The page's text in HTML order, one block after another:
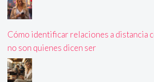
Cómo identificar relaciones a distancia
no son quienes dicen ser